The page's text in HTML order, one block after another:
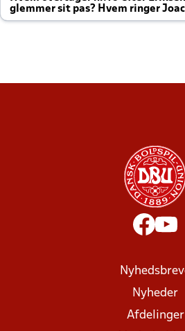
glemmer sit pas? Hvem ringer
altid til efter kampe?
Nyheder
Afdelinger